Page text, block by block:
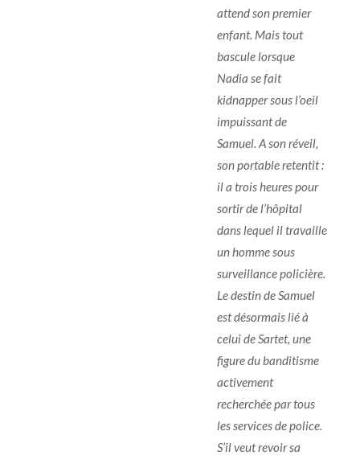
attend son premier
enfant. Mais tout
bascule lorsque
Nadia se fait
kidnapper sous l’oeil
impuissant de
Samuel. A son réveil,
son portable retentit :
il a trois heures pour
sortir de l’hôpital
dans lequel il travaille
un homme sous
surveillance policière.
Le destin de Samuel
est désormais lié à
celui de Sartet, une
figure du banditisme
activement
recherchée par tous
les services de police.
S’il veut revoir sa